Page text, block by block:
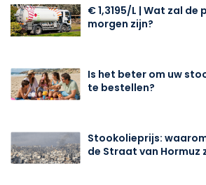
€ 1,3195/L | Wat zal
morgen zijn?
Is het beter om uw
te bestellen?
Stookolieprijs:
de Straat van Hormuz